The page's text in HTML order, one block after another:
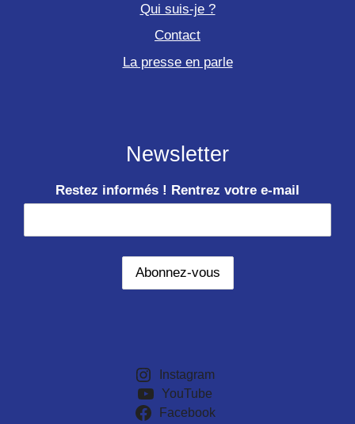
Qui suis-je ?
Contact
La presse en parle
Newsletter
Restez informés ! Rentrez votre e-mail
Instagram
YouTube
Facebook